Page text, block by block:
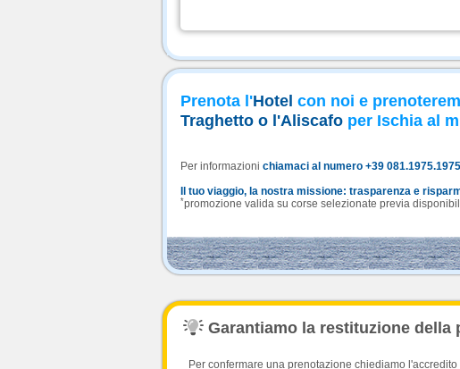
Prenota l'Hotel con noi e
Traghetto o l'Aliscafo per Ischia al
Per informazioni chiamaci al numero +39 081.1975.1975
Il tuo viaggio, la nostra missione: trasparenza e
*promozione valida su corse selezionate previa
Garantiamo la restituzione della
Per confermare una prenotazione chiediamo